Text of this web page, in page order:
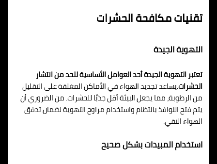
تقنيات مكافحة الحشرات
التهوية الجيدة
تعتبر التهوية الجيدة أحد العوامل الأساسية للحد من انتشار
الحشرات.يساعد تجديد الهواء في الأماكن المغلقة على التقليل
من الرطوبة، مما يجعل البيئة أقل جذبًا للحشرات. من الضروري أن
يتم فتح النوافذ بانتظام واستخدام مراوح التهوية لضمان تدفق
الهواء النقي.
استخدام المبيدات بشكل صحيح